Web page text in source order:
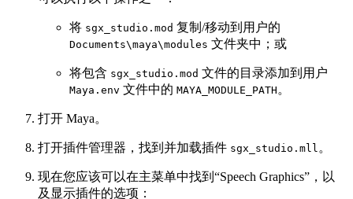
将 sgx_studio.mod 复制/移动到用户的
Documents\maya\modules 文件夹中；或
将包含 sgx_studio.mod 文件的目录添加到用户
Maya.env 文件中的 MAYA_MODULE_PATH 。
打开 Maya。
打开插件管理器，找到并加载插件 sgx_studio.mll 。
现在您应该可以在主菜单中找到“Speech Graphics”，以
及显示插件的选项：